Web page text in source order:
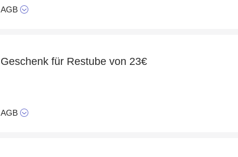
AGB
Geschenk für Restube von 23€
AGB